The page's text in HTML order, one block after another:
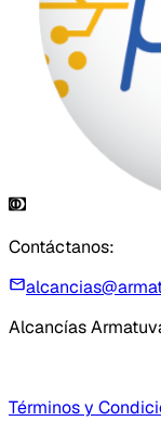
Contáctanos:
Alcancías
Términos y